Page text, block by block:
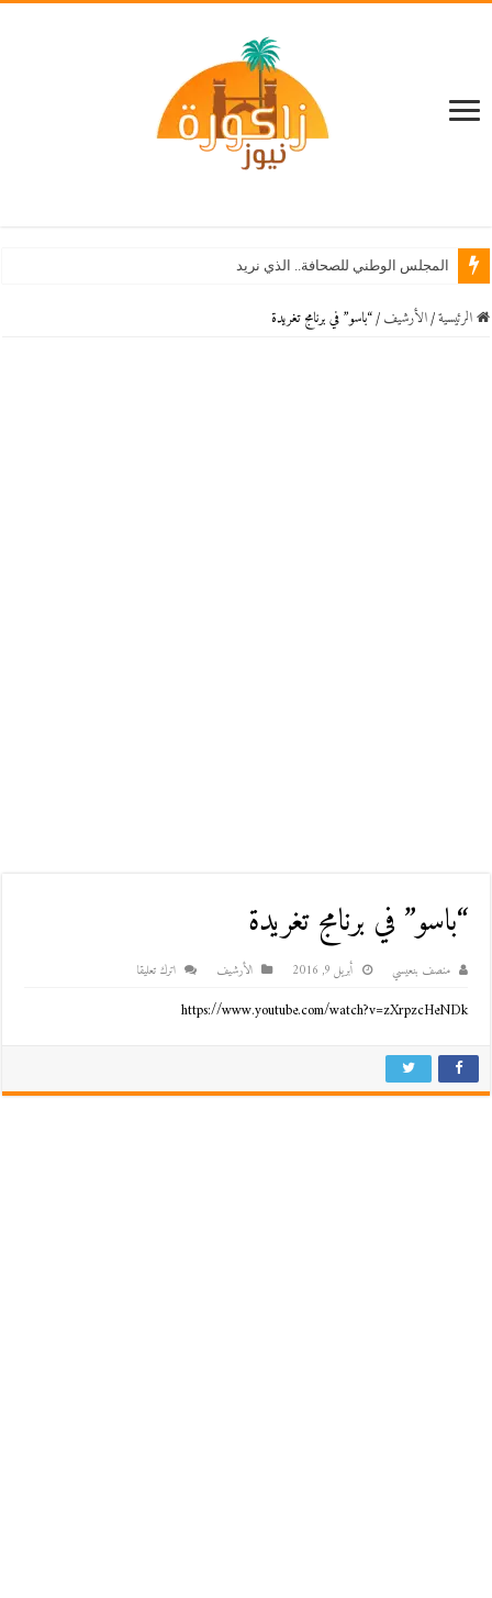
المجلس الوطني للصحافة.. الذي نريد
الرئيسية / اﻷرشيف / “باسو” في برنامج تغريدة
“باسو” في برنامج تغريدة
منصف بنعيسي أبريل 9, 2016 اﻷرشيف اترك تعليقا
https://www.youtube.com/watch?v=zXrpzcHeNDk